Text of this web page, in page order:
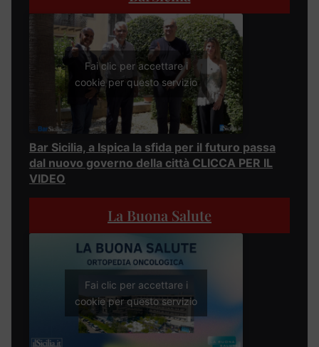
Fai clic per accettare i
cookie per questo servizio
Bar Sicilia, a Ispica la sfida per il futuro passa
dal nuovo governo della città CLICCA PER IL
VIDEO
La Buona Salute
Fai clic per accettare i
cookie per questo servizio